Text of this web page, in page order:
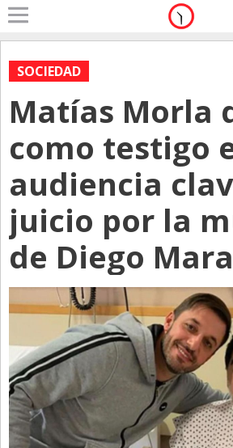
Home
A Motor
Alerta
Anticipo
Campo
Carrera & Emprendedores
Club House
Con Estilo
De Bolsillo
Diarios de Argentina
Diarios del Mundo
Directivos
Ecología y Ambiente
Economía
SOCIEDAD
Matías Morla
como testigo
audiencia
juicio por la
de Diego